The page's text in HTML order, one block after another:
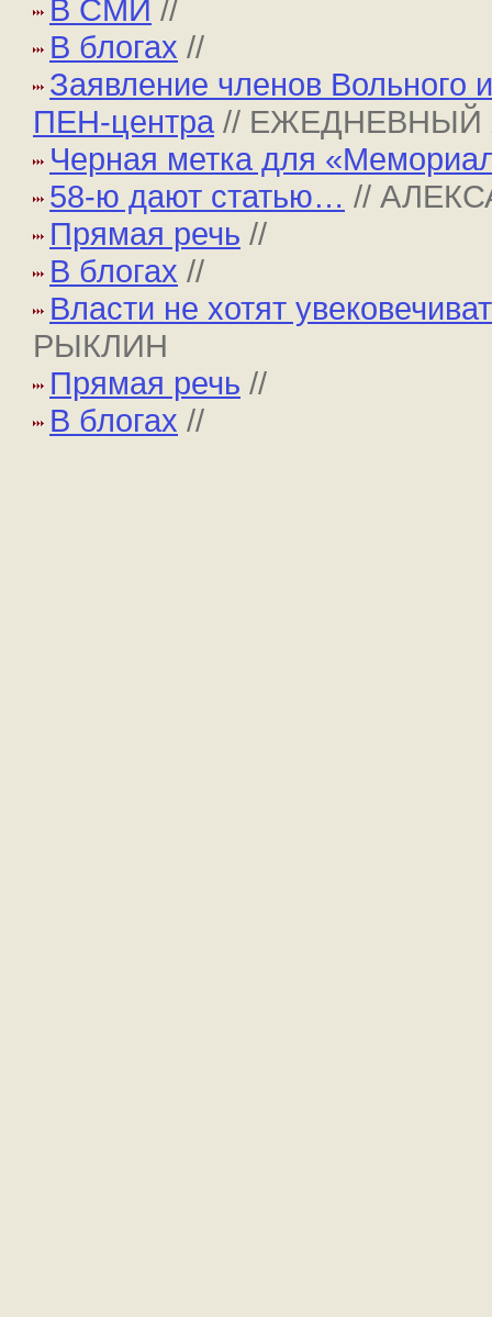
В СМИ //
В блогах //
Заявление членов Вольного
ПЕН-центра // ЕЖЕДНЕВНЫЙ
Черная метка для
58-ю дают статью… //
Прямая речь //
В блогах //
Власти не хотят
РЫКЛИН
Прямая речь //
В блогах //